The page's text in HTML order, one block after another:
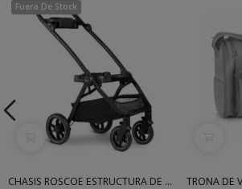
Fuera De Stock
CHASIS ROSCOE ESTRUCTURA DE COCHECITO PARA...